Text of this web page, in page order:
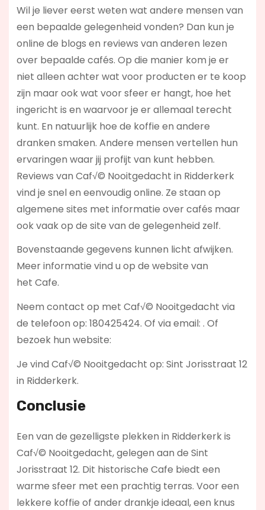
Wil je liever eerst weten wat andere mensen van
een bepaalde gelegenheid vonden? Dan kun je
online de blogs en reviews van anderen lezen
over bepaalde cafés. Op die manier kom je er
niet alleen achter wat voor producten er te koop
zijn maar ook wat voor sfeer er hangt, hoe het
ingericht is en waarvoor je er allemaal terecht
kunt. En natuurlijk hoe de koffie en andere
dranken smaken. Andere mensen vertellen hun
ervaringen waar jij profijt van kunt hebben.
Reviews van Caf√© Nooitgedacht in Ridderkerk
vind je snel en eenvoudig online. Ze staan op
algemene sites met informatie over cafés maar
ook vaak op de site van de gelegenheid zelf.
Bovenstaande gegevens kunnen licht afwijken.
Meer informatie vind u op de website van
het Cafe.
Neem contact op met Caf√© Nooitgedacht via
de telefoon op: 180425424. Of via email: . Of
bezoek hun website:
Je vind Caf√© Nooitgedacht op: Sint Jorisstraat 12
in Ridderkerk.
Conclusie
Een van de gezelligste plekken in Ridderkerk is
Caf√© Nooitgedacht, gelegen aan de Sint
Jorisstraat 12. Dit historische Cafe biedt een
warme sfeer met een prachtig terras. Voor een
lekkere koffie of ander drankje ideaal, een knus